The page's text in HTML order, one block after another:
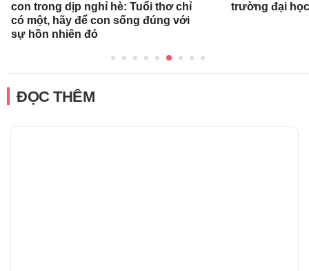
con trong dịp nghỉ hè: Tuổi thơ chỉ
có một, hãy để con sống đúng với
sự hồn nhiên đó
trường đại
ĐỌC THÊM